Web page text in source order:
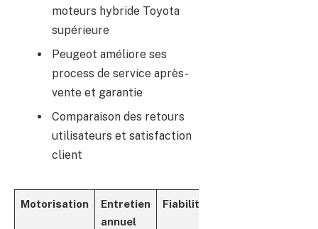
moteurs hybride Toyota
supérieure
Peugeot améliore ses
process de service après-
vente et garantie
Comparaison des retours
utilisateurs et satisfaction
client
Motorisation
Entretien
annuel
Fiabilité